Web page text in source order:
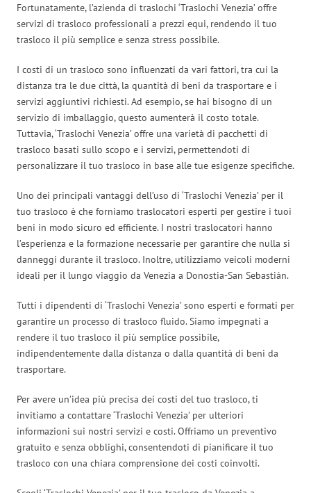
Fortunatamente, l’azienda di traslochi ‘Traslochi Venezia’ offre
servizi di trasloco professionali a prezzi equi, rendendo il tuo
trasloco il più semplice e senza stress possibile.
I costi di un trasloco sono influenzati da vari fattori, tra cui la
distanza tra le due città, la quantità di beni da trasportare e i
servizi aggiuntivi richiesti. Ad esempio, se hai bisogno di un
servizio di imballaggio, questo aumenterà il costo totale.
Tuttavia, ‘Traslochi Venezia’ offre una varietà di pacchetti di
trasloco basati sullo scopo e i servizi, permettendoti di
personalizzare il tuo trasloco in base alle tue esigenze specifiche.
Uno dei principali vantaggi dell’uso di ‘Traslochi Venezia’ per il
tuo trasloco è che forniamo traslocatori esperti per gestire i tuoi
beni in modo sicuro ed efficiente. I nostri traslocatori hanno
l’esperienza e la formazione necessarie per garantire che nulla si
danneggi durante il trasloco. Inoltre, utilizziamo veicoli moderni
ideali per il lungo viaggio da Venezia a Donostia-San Sebastián.
Tutti i dipendenti di ‘Traslochi Venezia’ sono esperti e formati per
garantire un processo di trasloco fluido. Siamo impegnati a
rendere il tuo trasloco il più semplice possibile,
indipendentemente dalla distanza o dalla quantità di beni da
trasportare.
Per avere un’idea più precisa dei costi del tuo trasloco, ti
invitiamo a contattare ‘Traslochi Venezia’ per ulteriori
informazioni sui nostri servizi e costi. Offriamo un preventivo
gratuito e senza obblighi, consentendoti di pianificare il tuo
trasloco con una chiara comprensione dei costi coinvolti.